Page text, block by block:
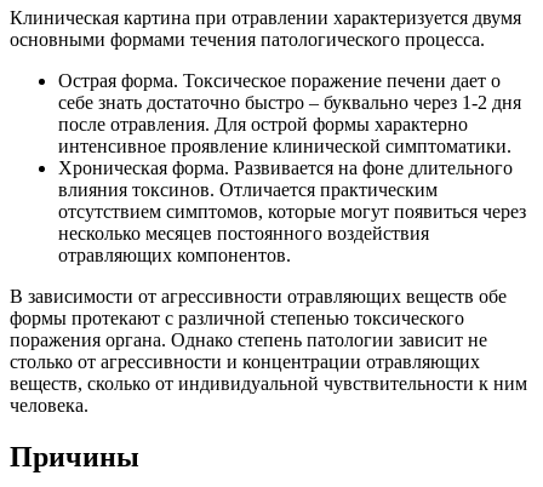
Клиническая картина при отравлении характеризуется двумя
основными формами течения патологического процесса.
Острая форма. Токсическое поражение печени дает о
себе знать достаточно быстро – буквально через 1-2 дня
после отравления. Для острой формы характерно
интенсивное проявление клинической симптоматики.
Хроническая форма. Развивается на фоне длительного
влияния токсинов. Отличается практическим
отсутствием симптомов, которые могут появиться через
несколько месяцев постоянного воздействия
отравляющих компонентов.
В зависимости от агрессивности отравляющих веществ обе
формы протекают с различной степенью токсического
поражения органа. Однако степень патологии зависит не
столько от агрессивности и концентрации отравляющих
веществ, сколько от индивидуальной чувствительности к ним
человека.
Причины